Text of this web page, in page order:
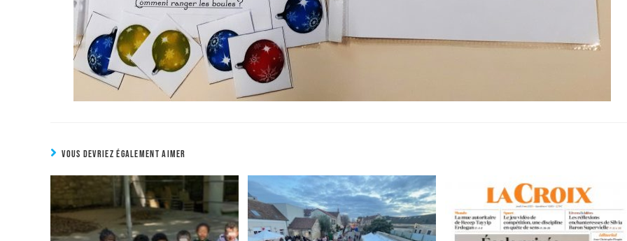
VOUS DEVRIEZ ÉGALEMENT AIMER